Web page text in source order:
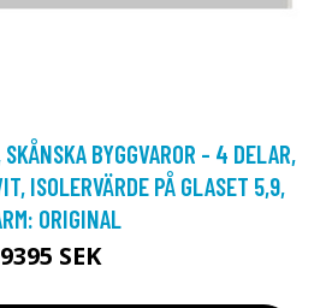
BYGGVAROR - 4 DELAR,
ISOLERVÄRDE PÅ GLASET 5,9,
ORIGINAL
9395 SEK